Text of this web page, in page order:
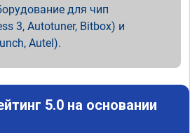
для чип
3, Autotuner, Bitbox) и
Autel).
5.0 на основании